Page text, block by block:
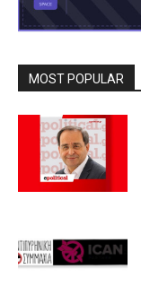
MOST POPULAR